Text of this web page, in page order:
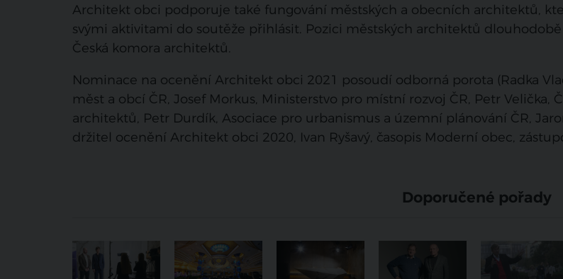
Architekt obci podporuje také fungování městských a obecních architektů,
svými aktivitami do soutěže přihlásit. Pozici městských architektů
Česká komora architektů.
Nominace na ocenění Architekt obci 2021 posoudí odborná porota (Radka
měst a obcí ČR, Josef Morkus, Ministerstvo pro místní rozvoj ČR, Petr Velička,
architektů, Petr Durdík, Asociace pro urbanismus a územní plánování ČR,
držitel ocenění Architekt obci 2020, Ivan Ryšavý, časopis Moderní obec,
Doporučené pořady